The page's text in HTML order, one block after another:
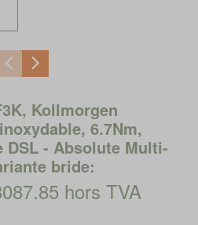
Kollmorgen
6.7Nm,
DSL - Absolute Multi-
bride:
hors TVA